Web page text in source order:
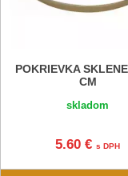
POKRIEVKA
CM
skladom
5.60 €s DPH